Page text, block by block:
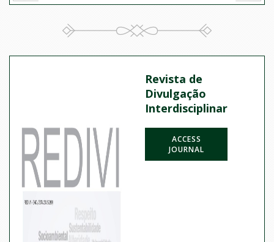
Revista de
Divulgação
Interdisciplinar
ACCESS
JOURNAL